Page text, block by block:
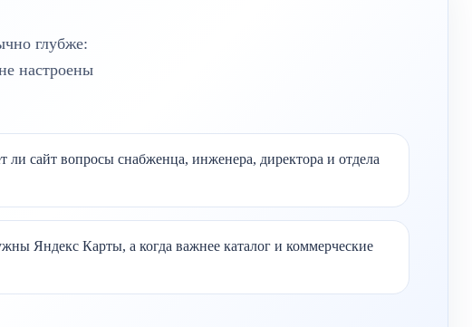
глубже:
настроены
ли сайт вопросы снабженца, инженера, директора и отдела
Яндекс Карты, а когда важнее каталог и коммерческие